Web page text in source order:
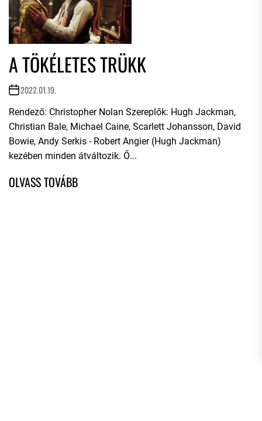
A TÖKÉLETES TRÜKK
2022.01.19.
Rendező: Christopher Nolan Szereplők: Hugh Jackman,
Christian Bale, Michael Caine, Scarlett Johansson, David
Bowie, Andy Serkis - Robert Angier (Hugh Jackman)
kezében minden átváltozik. Ő...